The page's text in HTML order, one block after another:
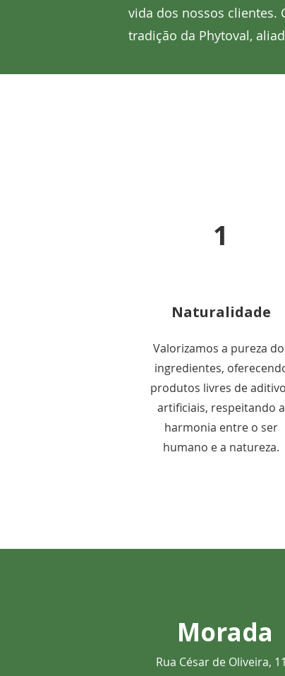
vida dos nossos clientes.
tradição da Phytoval,
Naturalidade
Valorizamos a pureza
ingredientes,
produtos livres de
artificiais, respeitando a
harmonia entre o ser
humano e a natureza.
1
Morada
Rua César de Oliveira,